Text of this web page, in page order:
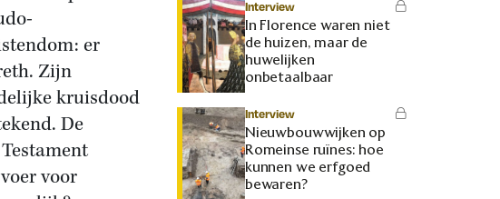
er
Zijn
kruisdood
De
voor
Interview
In Florence waren niet
de huizen, maar de
huwelijken
onbetaalbaar
Interview
Nieuwbouwwijken op
Romeinse ruïnes: hoe
kunnen we erfgoed
bewaren?